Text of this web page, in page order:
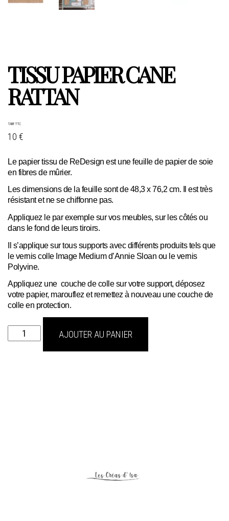
TISSU PAPIER CANE
RATTAN
TARIF TTC
10 €
Le papier tissu de ReDesign est une feuille de papier de soie
en fibres de mûrier.
Les dimensions de la feuille sont de 48,3 x 76,2 cm. Il est très
résistant et ne se chiffonne pas.
Appliquez le par exemple sur vos meubles, sur les côtés ou
dans le fond de leurs tiroirs.
Il s’applique sur tous supports avec différents produits tels que
le vernis colle Image Medium d’Annie Sloan ou le vernis
Polyvine.
Appliquez une couche de colle sur votre support, déposez
votre papier, marouflez et remettez à nouveau une couche de
colle en protection.
quantité
de
AJOUTER AU PANIER